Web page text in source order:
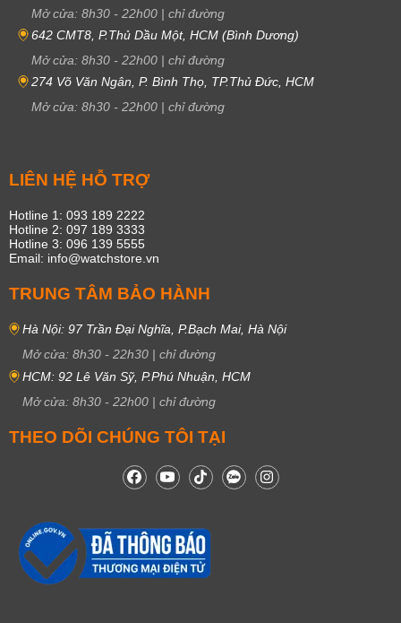
Mở cửa: 8h30 - 22h00 | chỉ đường
642 CMT8, P.Thủ Dầu Một, HCM (Bình Dương)
Mở cửa: 8h30 - 22h00 | chỉ đường
274 Võ Văn Ngân, P. Bình Thọ, TP.Thủ Đức, HCM
Mở cửa: 8h30 - 22h00 | chỉ đường
LIÊN HỆ HỖ TRỢ
Hotline 1: 093 189 2222
Hotline 2: 097 189 3333
Hotline 3: 096 139 5555
Email: info@watchstore.vn
TRUNG TÂM BẢO HÀNH
Hà Nội: 97 Trần Đại Nghĩa, P.Bạch Mai, Hà Nội
Mở cửa: 8h30 - 22h30 | chỉ đường
HCM: 92 Lê Văn Sỹ, P.Phú Nhuận, HCM
Mở cửa: 8h30 - 22h00 | chỉ đường
THEO DÕI CHÚNG TÔI TẠI